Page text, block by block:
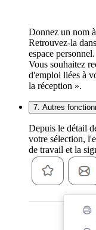
Donnez un nom
Retrouvez-la
espace personnel.
Vous souhaitez
d'emploi liées à
la réception ».
7. Autres
Depuis le détail
votre sélection,
de travail et la